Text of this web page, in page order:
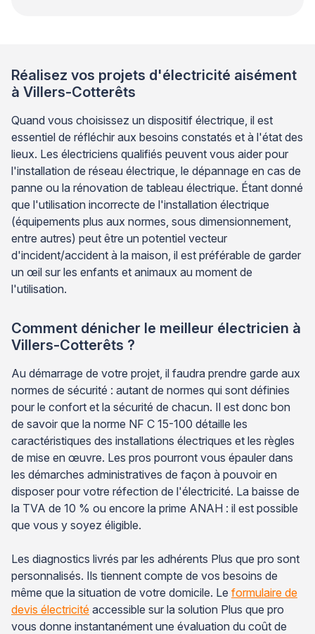
Réalisez vos projets d'électricité aisément
à Villers-Cotterêts
Quand vous choisissez un dispositif électrique, il est
essentiel de réfléchir aux besoins constatés et à l'état des
lieux. Les électriciens qualifiés peuvent vous aider pour
l'installation de réseau électrique, le dépannage en cas de
panne ou la rénovation de tableau électrique. Étant donné
que l'utilisation incorrecte de l'installation électrique
(équipements plus aux normes, sous dimensionnement,
entre autres) peut être un potentiel vecteur
d'incident/accident à la maison, il est préférable de garder
un œil sur les enfants et animaux au moment de
l'utilisation.
Comment dénicher le meilleur électricien à
Villers-Cotterêts ?
Au démarrage de votre projet, il faudra prendre garde aux
normes de sécurité : autant de normes qui sont définies
pour le confort et la sécurité de chacun. Il est donc bon
de savoir que la norme NF C 15-100 détaille les
caractéristiques des installations électriques et les règles
de mise en œuvre. Les pros pourront vous épauler dans
les démarches administratives de façon à pouvoir en
disposer pour votre réfection de l'électricité. La baisse de
la TVA de 10 % ou encore la prime ANAH : il est possible
que vous y soyez éligible.
Les diagnostics livrés par les adhérents Plus que pro sont
personnalisés. Ils tiennent compte de vos besoins de
même que la situation de votre domicile. Le formulaire de
devis électricité accessible sur la solution Plus que pro
vous donne instantanément une évaluation du coût de